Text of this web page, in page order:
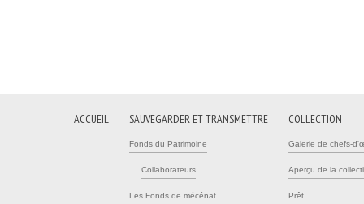
ACCUEIL SAUVEGARDER ET TRANSMETTRE
Fonds du Patrimoine
Collaborateurs
Les Fonds de mécénat
COLLECTION
Galerie de chefs-
Aperçu de la
Prêt